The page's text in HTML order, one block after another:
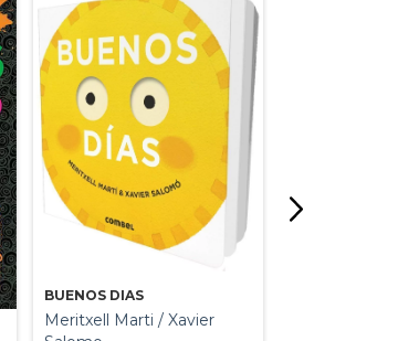
BUENOS DIAS
Meritxell Marti / Xavier